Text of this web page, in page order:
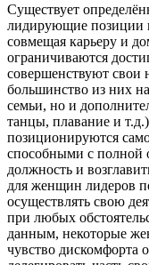
Существует
лидирующие позиции
совмещая карьеру и
ограничиваются
совершенствуют свои
большинство из них
семьи, но и
танцы, плавание и
позиционируются
способными с полной
должность и
для женщин лидеров
осуществлять свою
при любых
данным, некоторые
чувство дискомфорта